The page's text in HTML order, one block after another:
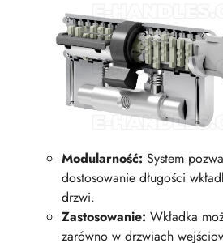
Modularność: System
dostosowanie długości
drzwi.
Zastosowanie: Wkładka
zarówno w drzwiach